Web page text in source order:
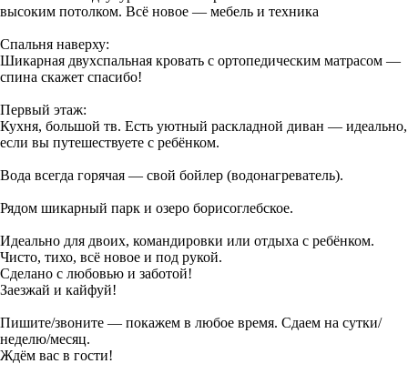
высоким потолком. Всё новое — мебель и техника
Спальня наверху:
Шикарная двухспальная кровать с ортопедическим матрасом —
спина скажет спасибо!
Первый этаж:
Кухня, большой тв. Есть уютный раскладной диван — идеально,
если вы путешествуете с ребёнком.
Вода всегда горячая — свой бойлер (водонагреватель).
Рядом шикарный парк и озеро борисоглебское.
Идеально для двоих, командировки или отдыха с ребёнком.
Чисто, тихо, всё новое и под рукой.
Сделано с любовью и заботой!
Заезжай и кайфуй!
Пишите/звоните — покажем в любое время. Сдаем на сутки/
неделю/месяц.
Ждём вас в гости!